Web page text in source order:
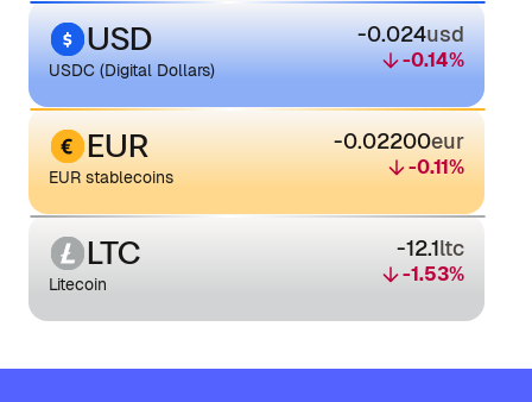
USD
USDC (Digital Dollars)
-0.024usd
-0.14%
EUR
EUR stablecoins
-0.02200eur
-0.11%
LTC
Litecoin
-12.1ltc
-1.53%